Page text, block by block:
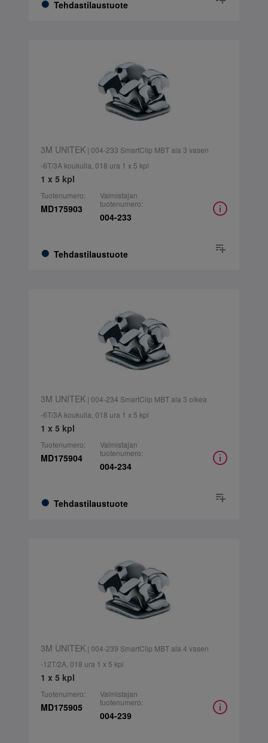
Tehdastilaustuote
3M UNITEK| 004-233 SmartClip MBT ala 3 vasen
-6T/3A koukulla, 018 ura 1 x 5 kpl
1 x 5 kpl
Tuotenumero:
MD175903
Tehdastilaustuote
Valmistajan
tuotenumero:
004-233
3M UNITEK| 004-234 SmartClip MBT ala 3 oikea
-6T/3A koukulla, 018 ura 1 x 5 kpl
1 x 5 kpl
Tuotenumero:
MD175904
Tehdastilaustuote
Valmistajan
tuotenumero:
004-234
3M UNITEK| 004-239 SmartClip MBT ala 4 vasen
-12T/2A, 018 ura 1 x 5 kpl
1 x 5 kpl
Tuotenumero:
MD175905
Valmistajan
tuotenumero:
004-239